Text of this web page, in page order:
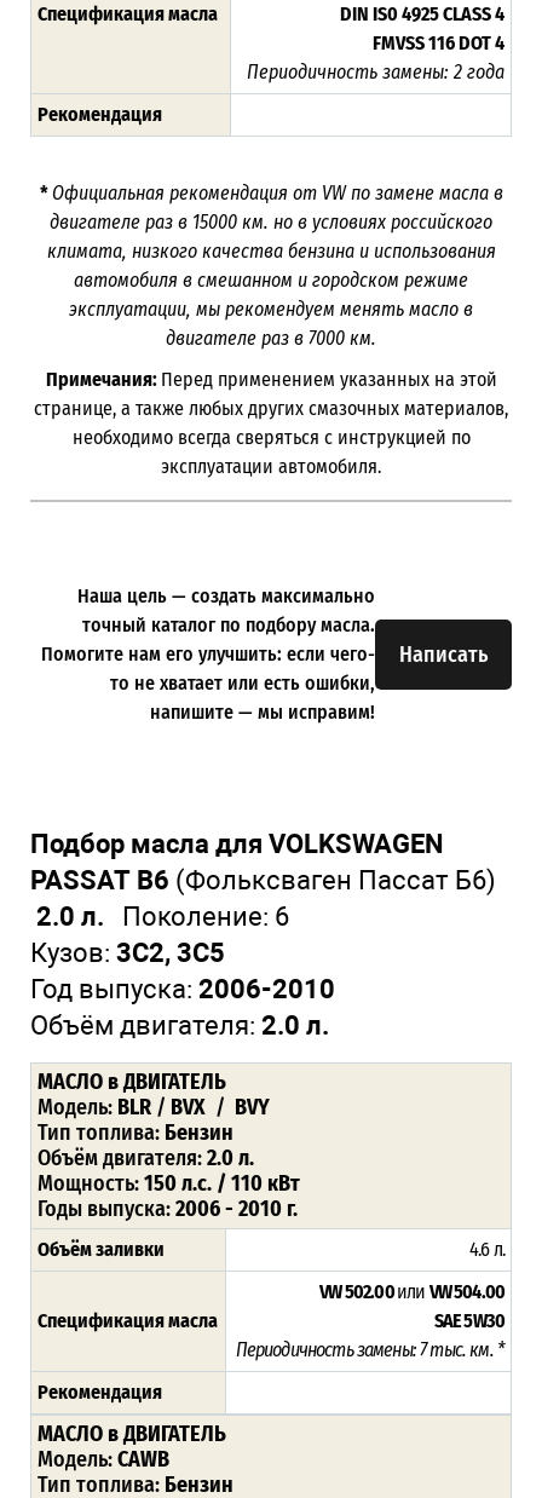
Спецификация масла
DIN IS0 4925 CLASS 4
FMVSS 116 DOT 4
Периодичность замены: 2 года
Рекомендация
*Официальная рекомендация от VW по замене масла в
двигателе раз в 15000 км. но в условиях российского
климата, низкого качества бензина и использования
автомобиля в смешанном и городском режиме
эксплуатации, мы рекомендуем менять масло в
двигателе раз в 7000 км.
Примечания: Перед применением указанных на этой
странице, а также любых других смазочных материалов,
необходимо всегда сверяться с инструкцией по
эксплуатации автомобиля.
Написать
Наша цель — создать максимально
точный каталог по подбору масла.
Помогите нам его улучшить: если чего-
то не хватает или есть ошибки,
напишите — мы исправим!
Подбор масла для VOLKSWAGEN
PASSAT B6 (Фольксваген Пассат Б6)
2.0 л.
Поколение: 6
Кузов: 3C2, 3C5
Год выпуска: 2006-2010
Объём двигателя: 2.0 л.
МАСЛО в ДВИГАТЕЛЬ
Модель: BLR / BVX / BVY
Тип топлива: Бензин
Объём двигателя:2.0 л.
Мощность:150 л.с. / 110 кВт
Годы выпуска:2006 - 2010 г.
Объём заливки 4.6 л.
Спецификация масла
VW 502.00или VW 504.00
SAE5W30
Периодичность замены: 7 тыс. км. *
Рекомендация
МАСЛО в ДВИГАТЕЛЬ
Модель:CAWB
Тип топлива: Бензин